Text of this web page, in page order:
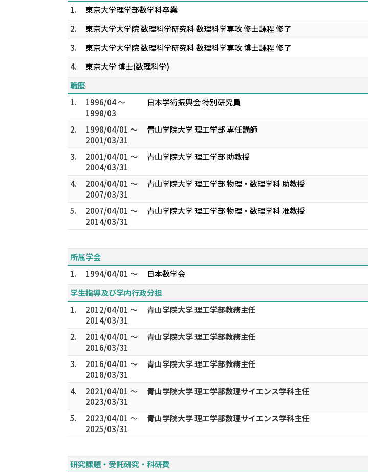
1.
東京大学理学部数学科卒業
2.
東京大学大学院 数理科学研究科 数理科学専攻 修士課程 修了
3.
東京大学大学院 数理科学研究科 数理科学専攻 博士課程 修了
4.
東京大学 博士(数理科学)
職歴
1.
1996/04 ～
1998/03
日本学術振興会 特別研究員
2.
1998/04/01 ～
2001/03/31
青山学院大学 理工学部 専任講師
3.
2001/04/01 ～
2004/03/31
青山学院大学 理工学部 助教授
4.
2004/04/01 ～
2007/03/31
青山学院大学 理工学部 物理・数理学科 助教授
5.
2007/04/01 ～
2014/03/31
青山学院大学 理工学部 物理・数理学科 准教授
所属学会
1.
1994/04/01 ～
日本数学会
学生指導及び学内行政分担
1.
2012/04/01 ～
2014/03/31
青山学院大学 理工学部教務主任
2.
2014/04/01 ～
2016/03/31
青山学院大学 理工学部教務主任
3.
2016/04/01 ～
2018/03/31
青山学院大学 理工学部教務主任
4.
2021/04/01 ～
2023/03/31
青山学院大学 理工学部数理サイエンス学科主任
5.
2023/04/01 ～
2025/03/31
青山学院大学 理工学部数理サイエンス学科主任
研究課題・受託研究・科研費